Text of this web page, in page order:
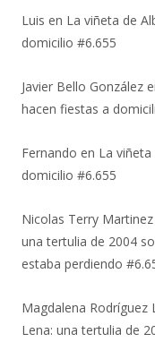
Luis en La viñeta de
domicilio #6.655
Javier Bello González
hacen fiestas a
Fernando en La
domicilio #6.655
Nicolas Terry Martinez
una tertulia de 2004
estaba perdiendo
Magdalena Rodríguez
Lena: una tertulia de